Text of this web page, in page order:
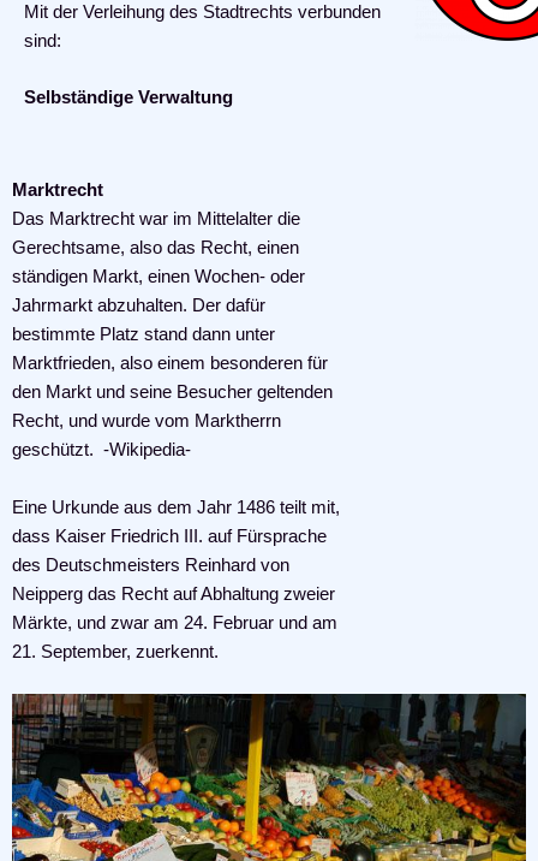
Mit der Verleihung des Stadtrechts verbunden
sind:
Selbständige Verwaltung
Marktrecht
Das Marktrecht war im Mittelalter die
Gerechtsame, also das Recht, einen
ständigen Markt, einen Wochen- oder
Jahrmarkt abzuhalten. Der dafür
bestimmte Platz stand dann unter
Marktfrieden, also einem besonderen für
den Markt und seine Besucher geltenden
Recht, und wurde vom Marktherrn
geschützt. -Wikipedia-
Eine Urkunde aus dem Jahr 1486 teilt mit,
dass Kaiser Friedrich III. auf Fürsprache
des Deutschmeisters Reinhard von
Neipperg das Recht auf Abhaltung zweier
Märkte, und zwar am 24. Februar und am
21. September, zuerkennt.